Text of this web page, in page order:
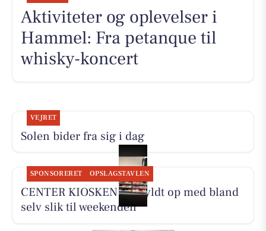
Aktiviteter og oplevelser i
Hammel: Fra petanque til
whisky-koncert
VEJRET
Solen bider fra sig i dag
SPONSORERET OPSLAGSTAVLEN
CENTER KIOSKEN har fyldt op med bland
selv slik til weekenden